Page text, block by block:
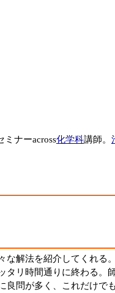
ナーacross化学科講師。
解法を紹介してくれる。
リ時間通りに終わる。
問が多く、これだけで